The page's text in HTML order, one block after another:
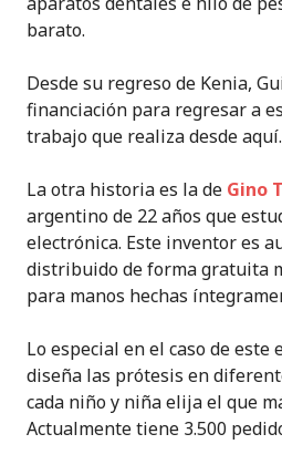
barato.
Desde su regreso de Kenia,
financiación para regresar a
trabajo que realiza desde aquí.
La otra historia es la de Gino
argentino de 22 años que
electrónica. Este inventor es
distribuido de forma gratuita
para manos hechas
Lo especial en el caso de este
diseña las prótesis en
cada niño y niña elija el que
Actualmente tiene 3.500